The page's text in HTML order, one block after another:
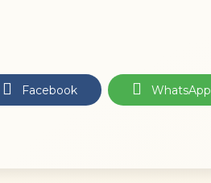
Facebook WhatsApp